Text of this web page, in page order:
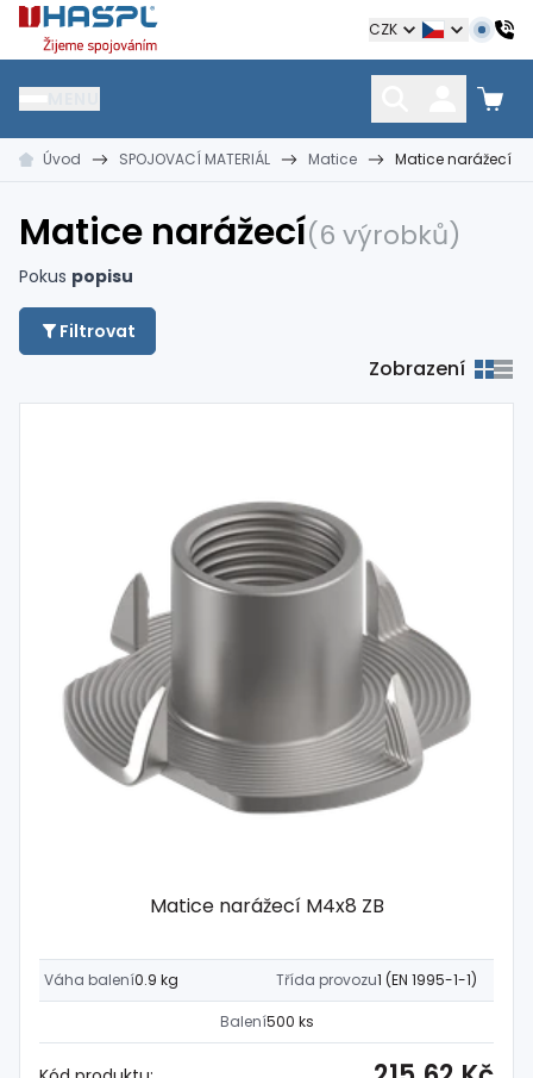
Hašpl CZK
HŘEBÍKY SPOJOVACÍ MATERIÁL KOTEVNÍ TECHNIKA
Úvod SPOJOVACÍ MATERIÁL Matice Matice narážecí
Matice narážecí(6 výrobků)
Pokus popisu
Filtrovat
Zobrazení
Matice narážecí M4x8 ZB
Váha balení0.9 kg Třída provozu1 (EN 1995-1-1)
Balení500 ks